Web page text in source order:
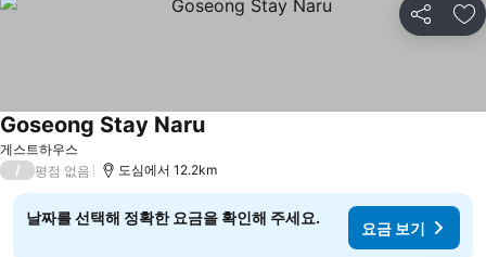
공유 즐
게스트하우스
Goseong Stay Naru
/ 평점 없음 도심에서 12.2km
날짜를 선택해 정확한 요금을 확인해 주세요.
요금 보기